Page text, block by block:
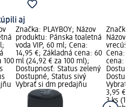
aj
100
Značka: PLAYBOY; Názov
produktu: Pánska toaletná
voda VIP, 60 ml; Cena:
14,95 €; Základná cena: 60
ml (24,92 € za 100 ml);
Dostupnosť: Status zelený
Dostupné, Status sivý
Vybrať si dm predajňu
Značka:
Názov
Cena:
cena: 3
Vybrať
3,95 €
3 ks